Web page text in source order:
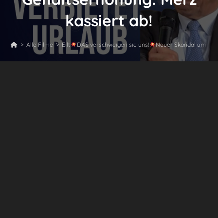
kassiert ab!
> Alle Filme > Eilt DAS verschweigen sie uns! Neuer Skandal um